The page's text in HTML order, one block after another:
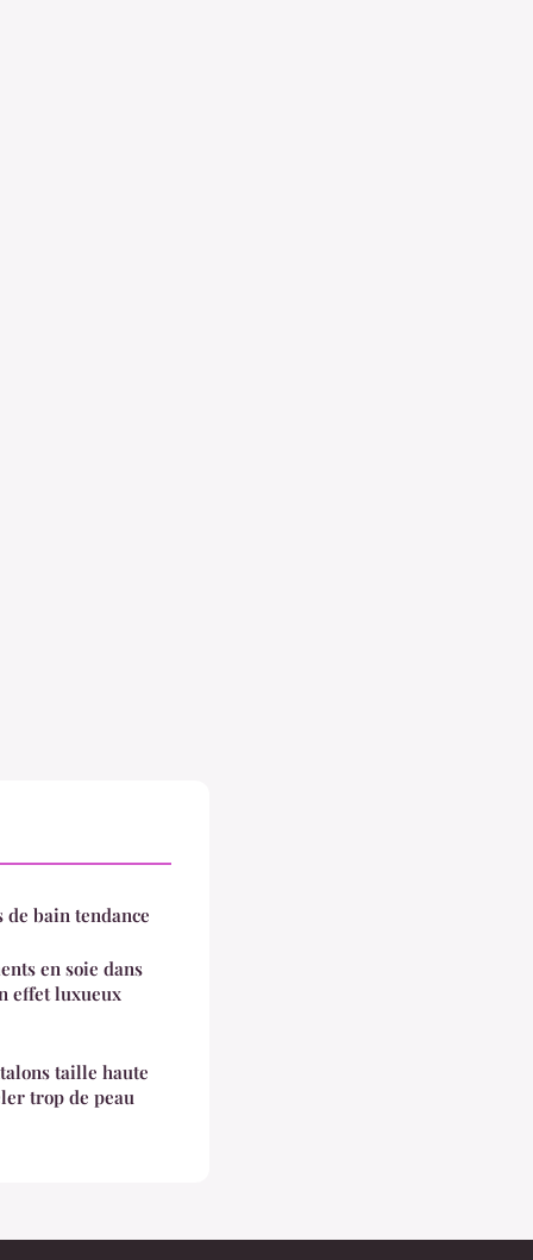
bain tendance
en soie dans
effet luxueux
taille haute
trop de peau